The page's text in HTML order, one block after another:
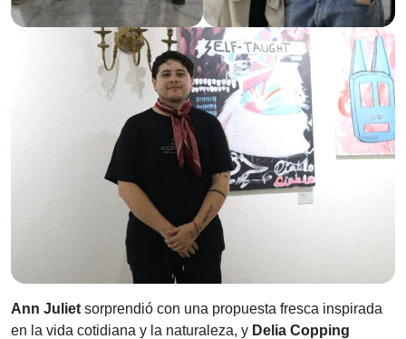
Ann Juliet sorprendió con una propuesta fresca inspirada
en la vida cotidiana y la naturaleza, y Delia Copping